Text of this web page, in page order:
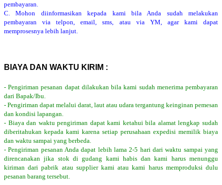
pembayaran.
C. Mohon diinformasikan kepada kami bila Anda sudah melakukan
pembayaran via telpon, email, sms, atau via YM, agar kami dapat
memprosesnya lebih lanjut.
BIAYA DAN WAKTU KIRIM :
- Pengiriman pesanan dapat dilakukan bila kami sudah menerima pembayaran
dari Bapak/Ibu.
- Pengiriman dapat melalui darat, laut atau udara tergantung keinginan pemesan
dan kondisi lapangan.
- Biaya dan waktu pengiriman dapat kami ketahui bila alamat lengkap sudah
diberitahukan kepada kami karena setiap perusahaan expedisi memilik biaya
dan waktu sampai yang berbeda.
- Pengiriman pesanan Anda dapat lebih lama 2-5 hari dari waktu sampai yang
direncanakan jika stok di gudang kami habis dan kami harus menunggu
kiriman dari pabrik atau supplier kami atau kami harus memproduksi dulu
pesanan barang tersebut.